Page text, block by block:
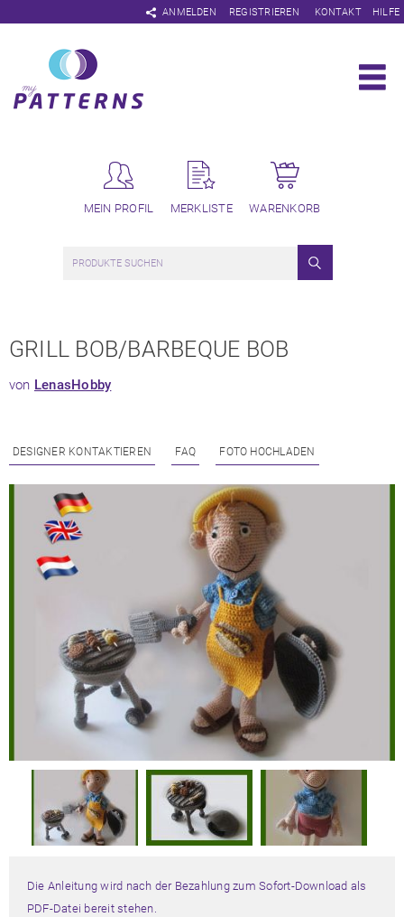
ANMELDEN
Navigation
überspringen
REGISTRIEREN KONTAKT HILFE
MEIN PROFIL MERKLISTE WARENKORB
GRILL BOB/BARBEQUE BOB
von LenasHobby
DESIGNER KONTAKTIEREN FAQ FOTO HOCHLADEN
Die Anleitung wird nach der Bezahlung zum Sofort-Download als
PDF-Datei bereit stehen.